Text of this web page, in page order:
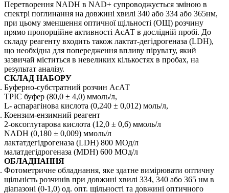
Перетворення NADH в NAD+ супроводжується зміною в
спектрі поглинання на довжині хвилі 340 або 334 або 365нм,
при цьому зменшення оптичної щільності (ОЩ) розчину
прямо пропорційне активності АсАТ в дослідній пробі. До
складу реагенту входить також лактат-дегідрогеназа (LDH),
що необхідна для попередження впливу пірувату, який
зазвичай міститься в невеликих кількостях в пробах, на
результат аналізу.
СКЛАД НАБОРУ
Буферно-субстратний розчин АсАТ
ТРІС буфер (80,0 ± 4,0) ммоль/л,
L- аспарагінова кислота (0,240 ± 0,012) моль/л,
Коензим-ензимний реагент
2-оксоглутарова кислота (12,0 ± 0,6) ммоль/л
NADH (0,180 ± 0,009) ммоль/л
лактатдегідрогеназа (LDH) 800 МОд/л
малатдегідрогеназа (MDН) 600 МОд/л
ОБЛАДНАННЯ
Фотометричне обладнання, яке здатне вимірювати оптичну
щільність розчинів при довжині хвилі 334, 340 або 365 нм в
діапазоні (0-1,0) од. опт. щільності та довжині оптичного